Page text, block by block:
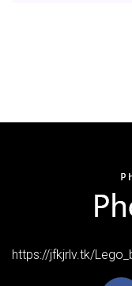
https://jfkjrlv.tk/